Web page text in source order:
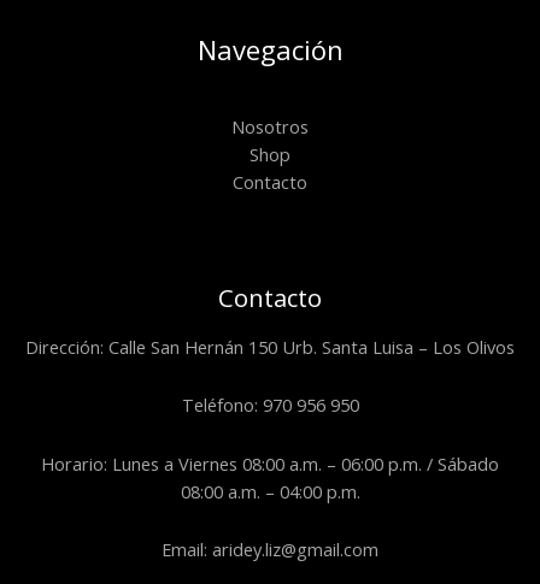
Navegación
Nosotros
Shop
Contacto
Contacto
Dirección: Calle San Hernán 150 Urb. Santa Luisa – Los Olivos
Teléfono: 970 956 950
Horario: Lunes a Viernes 08:00 a.m. – 06:00 p.m. / Sábado
08:00 a.m. – 04:00 p.m.
Email: aridey.liz@gmail.com